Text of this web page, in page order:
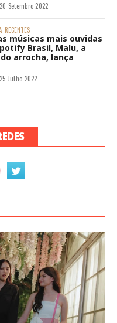
20 Setembro 2022
RECENTES
músicas mais ouvidas
Brasil, Malu, a
arrocha, lança
25 Julho 2022